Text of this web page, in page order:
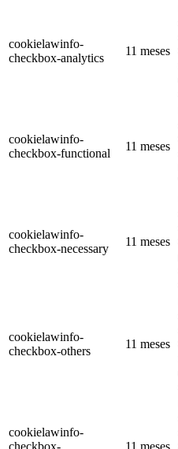
cookielawinfo-
checkbox-analytics
11 meses
cookielawinfo-
checkbox-functional
11 meses
cookielawinfo-
checkbox-necessary
11 meses
cookielawinfo-
checkbox-others
11 meses
cookielawinfo-
checkbox-
11 meses